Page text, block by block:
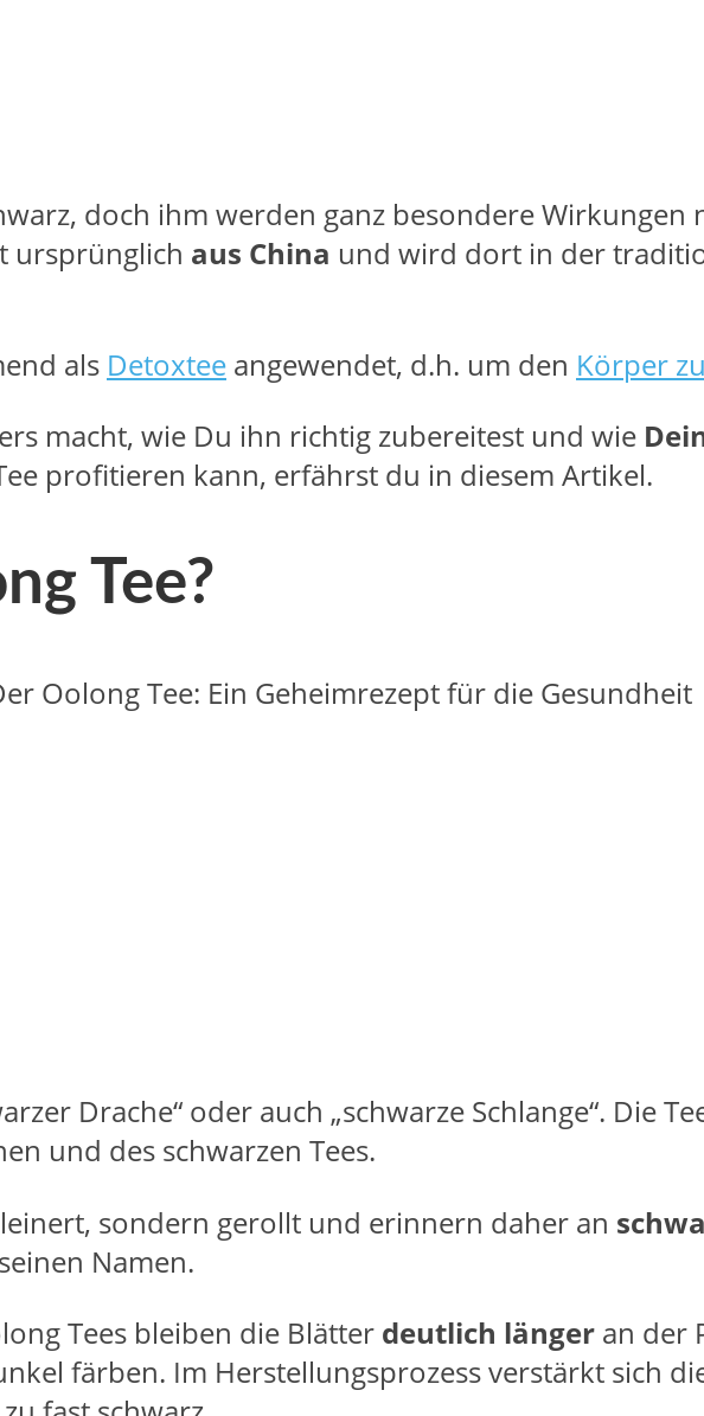
doch ihm werden ganz besondere Wirkungen
ursprünglich aus China und wird dort in der
als Detoxtee angewendet, d.h. um den Körper
macht, wie Du ihn richtig zubereitest und wie
profitieren kann, erfährst du in diesem Artikel.
Tee?
Drache“ oder auch „schwarze Schlange“. Die
und des schwarzen Tees.
sondern gerollt und erinnern daher an
Namen.
Tees bleiben die Blätter deutlich länger an der
färben. Im Herstellungsprozess verstärkt sich